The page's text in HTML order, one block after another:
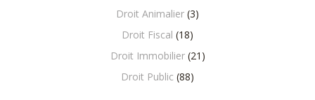
Droit Animalier (3)
Droit Fiscal (18)
Droit Immobilier(21)
Droit Public (88)